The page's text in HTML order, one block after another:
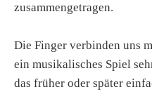
zusammengetragen.
Die Finger verbinden uns
ein musikalisches Spiel
das früher oder später